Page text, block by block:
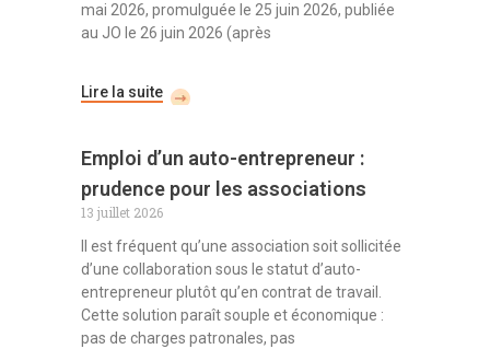
mai 2026, promulguée le 25 juin 2026, publiée
au JO le 26 juin 2026 (après
Lire la suite
Emploi d’un auto-entrepreneur :
prudence pour les associations
13 juillet 2026
Il est fréquent qu’une association soit sollicitée
d’une collaboration sous le statut d’auto-
entrepreneur plutôt qu’en contrat de travail.
Cette solution paraît souple et économique :
pas de charges patronales, pas